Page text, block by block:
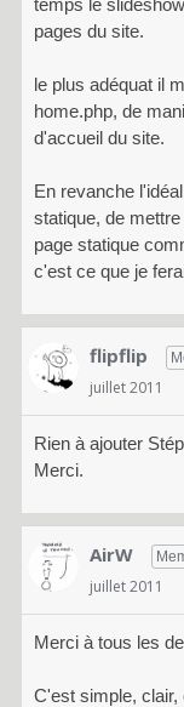
pages du site.
le plus adéquat il
home.php, de
d'accueil du site.
En revanche
statique, de
page statique
c'est ce que je
flipflip
juillet 2011
Rien à ajouter
Merci.
AirW
juillet 2011
Merci à tous les
C'est simple, clair,